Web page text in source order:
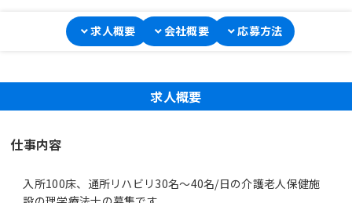
求人概要 会社概要 応募方法
求人概要
仕事内容
入所100床、通所リハビリ30名～40名/日の介護老人保健施